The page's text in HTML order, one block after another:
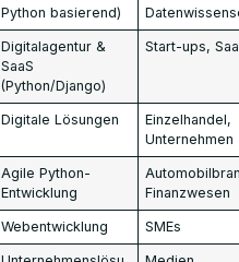
Python basierend)
Digitalagentur &
SaaS
(Python/Django)
Start-ups,
Digitale Lösungen
Einzelhandel,
Unternehmen
Agile Python-
Entwicklung
Finanzwesen
Webentwicklung SMEs